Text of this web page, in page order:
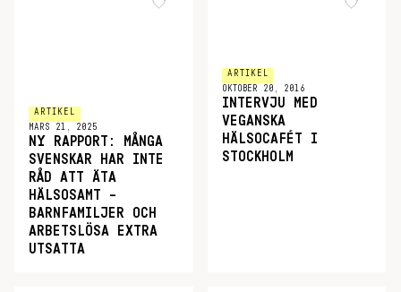
ARTIKEL
MARS 21, 2025
NY RAPPORT: MÅNGA
SVENSKAR HAR INTE
RÅD ATT ÄTA
HÄLSOSAMT –
BARNFAMILJER OCH
ARBETSLÖSA EXTRA
UTSATTA
ARTIKEL
OKTOBER 20, 2016
INTERVJU MED
VEGANSKA
HÄLSOCAFÉT I
STOCKHOLM